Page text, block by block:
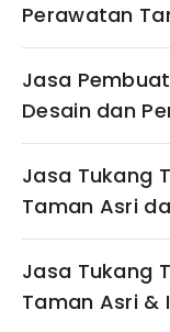
Perawatan
Jasa
Desain dan
Jasa Tukang
Taman Asri
Jasa Tukang
Taman Asri &